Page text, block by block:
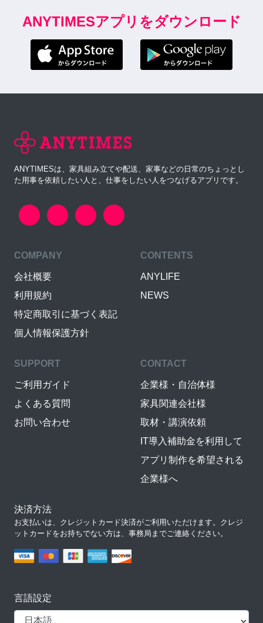
ANYTIMESアプリをダウンロード
ANYTIMESは、家具組み立てや配送、家事などの日常のちょっとし
た用事を依頼したい人と、仕事をしたい人をつなげるアプリです。
COMPANY
会社概要
利用規約
特定商取引に基づく表記
個人情報保護方針
CONTENTS
ANYLIFE
NEWS
SUPPORT
ご利用ガイド
よくある質問
お問い合わせ
CONTACT
企業様・自治体様
家具関連会社様
取材・講演依頼
IT導入補助金を利用して
アプリ制作を希望される
企業様へ
決済方法
お支払いは、クレジットカード決済がご利用いただけます。クレジ
ットカードをお持ちでない方は、事務局までご連絡ください。
言語設定